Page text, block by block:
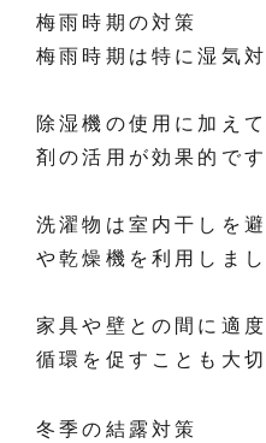
梅雨時期の対策
梅雨時期は特に湿気
除湿機の使用に加え
剤の活用が効果的です
洗濯物は室内干しを
や乾燥機を利用しまし
家具や壁との間に適
循環を促すことも大切
冬季の結露対策